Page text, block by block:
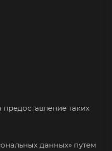
таких
данных» путем